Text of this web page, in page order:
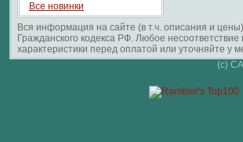
Все новинки
Вся информация на сайте (в т.ч. описания и
Гражданского кодекса РФ. Любое
характеристики перед оплатой или уточняйте у
(c)